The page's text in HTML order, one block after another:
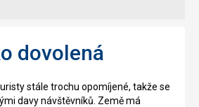
dovolená
stále trochu opomíjené, takže se
davy návštěvníků. Země má